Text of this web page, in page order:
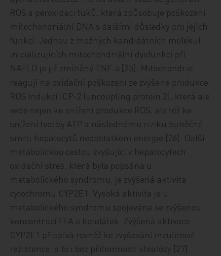
ROS a peroxidaci tuků, která způsobuje poškození
mitochondriální DNA s dalšími důsledky pro jejich
funkci. Jednou z možných kandidátních molekul
inicializujících mitochondriální dysfunkci při
NAFLD je již zmíněný TNF-a [25]. Mitochondrie
reagují na oxidační poškození ze zvýšené produkce
ROS indukcí ICP-2 (uncoupling protein 2), která ale
vede nejen ke snížení produkce ROS, ale též ke
snížení tvorby ATP a následnému riziku buněčné
smrti hepatocytů nedostatkem energie [26]. Další
metabolickou cestou zvyšující v hepatocytech
oxidační stres, která byla popsána u
metabolického syndromu, je zvýšená aktivita
cytochromu CYP2E1. Vysoká aktivita je u
metabolického syndromu spojována se zvýšenou
koncentrací FFA a ketolátek. Zvýšená aktivace
CYP2E1 přispívá rovněž ke zvyšování inzulinové
rezistence, a to i bez přítomnosti steatózy [27].